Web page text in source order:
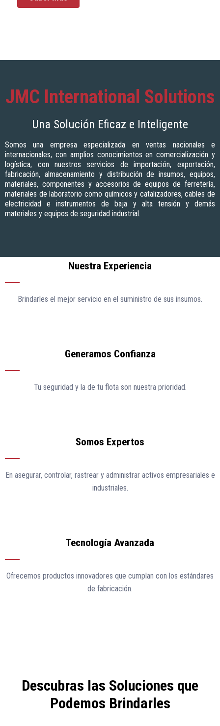
JMC International Solutions
Una Solución Eficaz e Inteligente
Somos una empresa especializada en ventas nacionales e
internacionales, con amplios conocimientos en comercialización y
logística, con nuestros servicios de importación, exportación,
fabricación, almacenamiento y distribución de insumos, equipos,
materiales, componentes y accesorios de equipos de ferretería,
materiales de laboratorio como químicos y catalizadores, cables de
electricidad e instrumentos de baja y alta tensión y demás
materiales y equipos de seguridad industrial.
Nuestra Experiencia
Brindarles el mejor servicio en el suministro de sus insumos.
Generamos Confianza
Tu seguridad y la de tu flota son nuestra prioridad.
Somos Expertos
En asegurar, controlar, rastrear y administrar activos empresariales e
industriales.
Tecnología Avanzada
Ofrecemos productos innovadores que cumplan con los estándares
de fabricación.
Descubras las Soluciones que
Podemos Brindarles